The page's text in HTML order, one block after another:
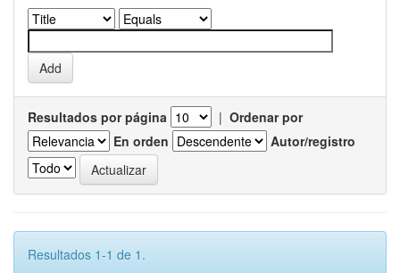
Resultados por página | Ordenar por
En orden
Autor/registro
Resultados 1-1 de 1.